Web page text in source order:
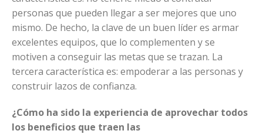
personas que pueden llegar a ser mejores que uno
mismo. De hecho, la clave de un buen líder es armar
excelentes equipos, que lo complementen y se
motiven a conseguir las metas que se trazan. La
tercera característica es: empoderar a las personas y
construir lazos de confianza.
¿Cómo ha sido la experiencia de aprovechar todos
los beneficios que traen las